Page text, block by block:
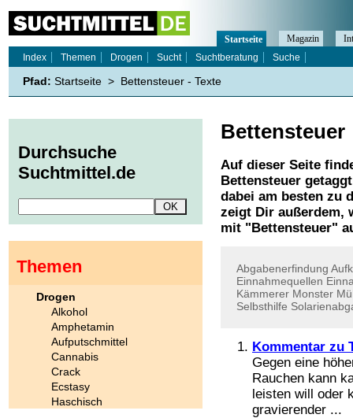
Bettensteuer
Auf dieser Seite
Bettensteuer
dabei am besten zu
zeigt Dir außerdem,
mit " Bettensteuer"
Abgabenerfindung
Einnahmequellen
Kämmerer Monster
Selbsthilfe
Kommentar zu
Gegen eine
Rauchen kann
leisten will oder
gravierender ...
Startseite Magazin
Index
Themen Drogen Sucht Suchtberatung Suche
Pfad: Startseite > Bettensteuer - Texte
Durchsuche
Suchtmittel.de
Themen
Drogen
Alkohol
Amphetamin
Aufputschmittel
Cannabis
Crack
Ecstasy
Haschisch